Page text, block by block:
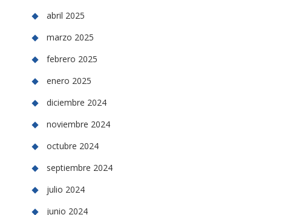
abril 2025
marzo 2025
febrero 2025
enero 2025
diciembre 2024
noviembre 2024
octubre 2024
septiembre 2024
julio 2024
junio 2024